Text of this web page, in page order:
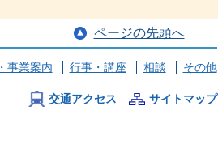
ページの先頭へ
・事業案内 行事・講座 相談 その他
交通アクセス サイトマップ